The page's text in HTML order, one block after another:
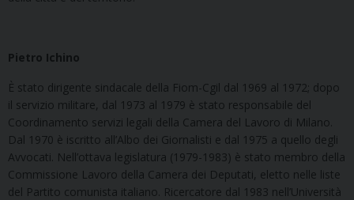
Pietro Ichino
È stato dirigente sindacale della Fiom-Cgil dal 1969 al 1972; dopo
il servizio militare, dal 1973 al 1979 è stato responsabile del
Coordinamento servizi legali della Camera del Lavoro di Milano.
Dal 1970 è iscritto all’Albo dei Giornalisti e dal 1975 a quello degli
Avvocati. Nell’ottava legislatura (1979-1983) è stato membro della
Commissione Lavoro della Camera dei Deputati, eletto nelle liste
del Partito comunista italiano. Ricercatore dal 1983 nell’Università